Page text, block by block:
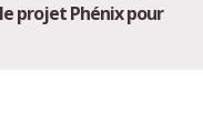
projet Phénix pour